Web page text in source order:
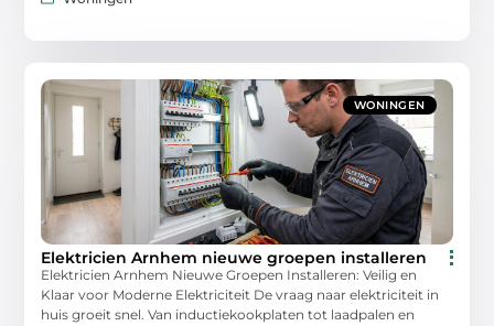
WONINGEN
Elektricien Arnhem nieuwe groepen installeren
Elektricien Arnhem Nieuwe Groepen Installeren: Veilig en
Klaar voor Moderne Elektriciteit De vraag naar elektriciteit in
huis groeit snel. Van inductiekookplaten tot laadpalen en